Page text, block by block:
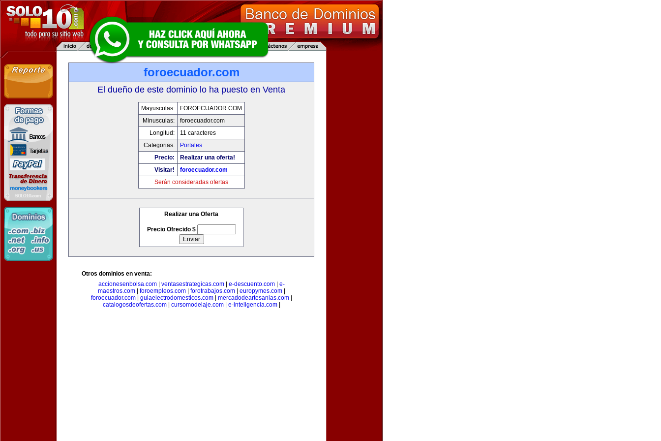
foroecuador.com
El dueño de este dominio lo ha puesto en Venta
Mayusculas:
FOROECUADOR.COM
Minusculas:
foroecuador.com
Longitud:
11 caracteres
Categorias:
Portales
Precio:
Realizar una oferta!
Visitar!
foroecuador.com
Serán consideradas ofertas
Realizar una Oferta
Precio Ofrecido $
Otros dominios en venta:
accionesenbolsa.com| ventasestrategicas.com| e-descuento.com| e-
maestros.com| foroempleos.com| forotrabajos.com| europymes.com|
foroecuador.com| guiaelectrodomesticos.com| mercadodeartesanias.com|
catalogosdeofertas.com| cursomodelaje.com| e-inteligencia.com|